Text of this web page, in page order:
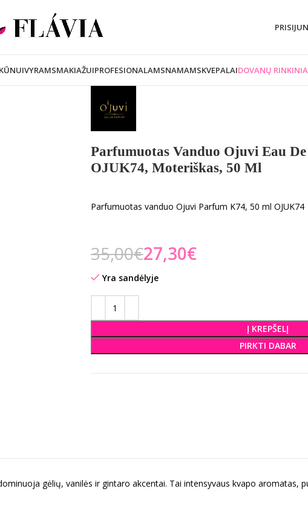
VYRAMSMAKIAŽUIPROFESIONALAMSNAMAMSKVEPALAIDOVANŲ
Parfumuotas Vanduo Ojuvi Eau
OJUK74, Moteriškas, 50 Ml
Parfumuotas vanduo Ojuvi Parfum K74, 50 ml OJUK74
35,00€27,30€
Yra sandėlyje
Į KREPŠELĮ
PIRKTI DABAR
gėlių, vanilės ir gintaro akcentai. Tai intensyvaus kvapo aromatas,